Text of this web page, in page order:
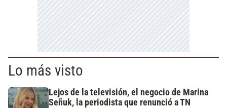
Lo más visto
Lejos de la televisión, el negocio de Marina
Señuk, la periodista que renunció a TN